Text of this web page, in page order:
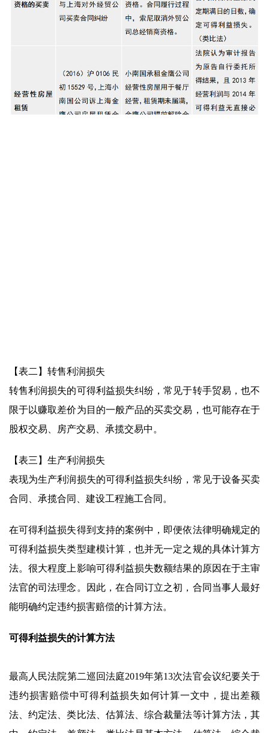
【表二】转售利润损失
转售利润损失的可得利益损失纠纷，常见于转手贸易，也不
限于以赚取差价为目的一般产品的买卖交易，也可能存在于
股权交易、房产交易、承揽交易中。
【表三】生产利润损失
表现为生产利润损失的可得利益损失纠纷，常见于设备买卖
合同、承揽合同、建设工程施工合同。
在可得利益损失得到支持的案例中，即便依法律明确规定的
可得利益损失类型建模计算，也并无一定之规的具体计算方
法。很大程度上影响可得利益损失数额结果的原因在于主审
法官的司法理念。因此，在合同订立之初，合同当事人最好
能明确约定违约损害赔偿的计算方法。
可得利益损失的计算方法
最高人民法院第二巡回法庭2019年第13次法官会议纪要关于
违约损害赔偿中可得利益损失如何计算一文中，提出差额
法、约定法、类比法、估算法、综合裁量法等计算方法，其